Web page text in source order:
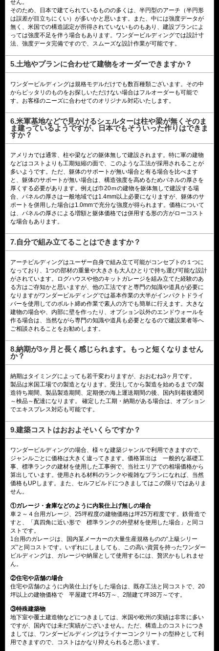
せん。
そのため、日本で建てられているものの多くは、半円型のアーチ（半円形
は誤差が目立ちにくい）が多いかと思います。また、中には強度データが
無く、米国での構造認定が所得されていないものもあり、建設プランによ
っては強度不足を伴う場合もあります。ワンダービルディングでは設計寸
法、強度データ完備ですので、スムーズな設計作業が可能です。
5.土地やプランに合わせて建物をオーダーできますか？
ワンダービルディングは規格モデルだけでも数百種類ございます。その中
からピッタリのものをお探しいただけない場合はフルオーダーも可能で
す。お客様のニーズに合わせてのオリジナル対応いたします。
6.米軍基地などで見かけるシェルターは柱や梁が無くそのま
ま建っているようですが、日本でもそういった作りはできま
すか？
アメリカでは通常、柱や梁などの躯体無しで建設されます。特に軍の建物
などはコストよりも工期短縮の面で、このような工法が採用されることが
多いようです。ただ、躯体のサポートが無い場合と有る場合を比べます
と、躯体のサポートが無い場合は、構造強度を高めるためパネルの厚さを
厚くする必要があります。例えば巾20ｍの建物を躯体無しで建設する場
合、パネルの厚さは一般地域では1.4mm以上必要になりますが、躯体のサ
ポートを併用した場合は1.0mmで充分な強度が得られます。価格について
は、パネルの厚さによる増額と躯体価格では併用する形の方がローコスト
な場合もあります。
7.自分で組み立てることはできますか？
アーチビルディングはユーザー自身で組み立て可能がコンセプトの１つに
なっており、1つの部材の重量や大きさも大人ひとりで持ち運び可能な設計
がされています。ログハウスや他のキットガレージを組み立てた経験のあ
る方はご存知かと思いますが、他の工法ですと専門の知識や道具が必要に
なりますがワンダービルディングでは基本作業の大半がインパクトドライ
バーを使用してのボルト締め作業で素人の方でも簡単に行えます。大きな
建物の場合や、内部に壁を作ったり、オプション以外のエンドウォールを
作る場合は、当然ながら専門の知識や道具も必要となるので建設業者等へ
ご相談されることをお勧めします。
8.納期が3ヶ月と長く感じられます。もっと短くなりません
か？
納期はタイミングによっても若干変わりますが、おおむね3ヶ月です。
製品は米国工場での製造となります。受注してから製造を始めるまでの製
造待ち期間、製品製造期間、定期便の海上運送期間の後、国内到着後通関
～検品～配達になります。 確定した工期・納期がある場合は、オプション
でエキスプレス対応も可能です。
9.建築コストはおおよそいくらですか？
ワンダービルディングの場合、様々な建築ジャンルで利用できますので、
ジャンルごとに価格は大きく違ってきます。価格算出は 一般的な基礎工
事、標準ランクの建材を使用した工事例で、当社エリアでの相場価格から
算出しています。使用される材料のランクや複雑なプランになれば、当然
価格もUPします。また、セルフビルドにつきましてはこの限りではありま
せん。
①ガレージ・倉庫などのように内装仕上げ無しの場合
車２～４台用ガレージ、25坪程度の建物価格は坪25万程度です。鉄骨造で
すと、「真四角に近い形で 標準ランクの外壁材を使用した場合」と同コ
ストです。
1台用のガレージは、国内某メーカーの大量生産規格ものの“上級シリー
ズ”と同コストです。いずれにしましても、この高い資質を持ったワンダー
ビルディングは、ガレージや納屋として使用するには、贅沢かもしれませ
ん。
②住宅や店舗の場合
住宅や店舗のように内装仕上げをした場合は、既存工法と同コストで、20
坪以上の建物価格で 平屋建て坪45万～、2階建て坪38万～です。
③特殊建築物
地下室や覆土建造物などにつきましては、米国や欧州の実績は非常に多い
ですが、国内では未だ実績がございません。ただ、構造上のコストにつき
ましては、ワンダービルディングはライナーコンクリートの型枠として利
用できますので、コストはかなり抑えられると思います。